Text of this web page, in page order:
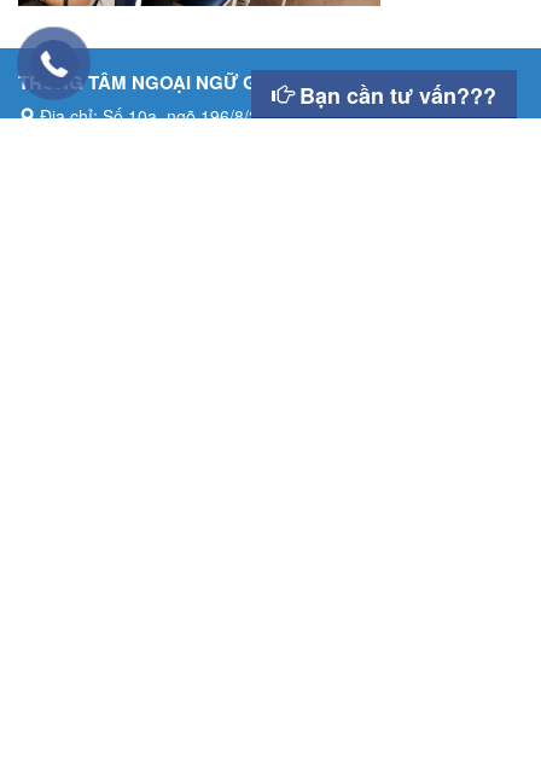
TRUNG TÂM NGOẠI NGỮ GIA HÂN
Địa chỉ: Số 10a, ngõ 196/8/2 Cầu Giấy, Hà Nội
Bạn cần tư vấn???